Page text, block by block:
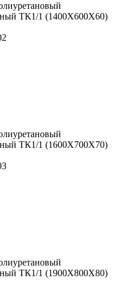
ТК1/1 (1400Х600Х60)
ТК1/1 (1600Х700Х70)
ТК1/1 (1900Х800Х80)